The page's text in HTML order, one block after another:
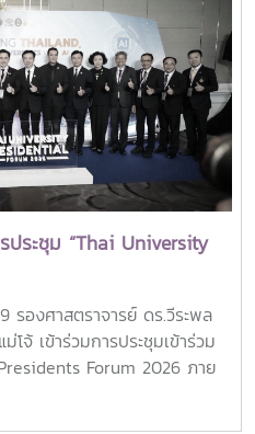
ประชุม “Thai University
องศาสตราจารย์ ดร.วีระพล
จ้ เข้าร่วมการประชุมเข้าร่วม
Forum 2026 ภาย
ร.ยศชนัน วงศ์สวัสดิ์ รองนายก